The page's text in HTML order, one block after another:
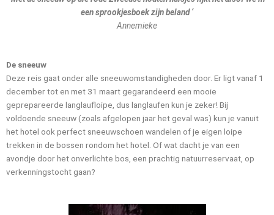
een sprookjesboek zijn beland ‘
Annemieke
De sneeuw
Deze reis gaat onder alle sneeuwomstandigheden door. Er ligt vanaf 1
december tot en met 31 maart gegarandeerd een mooie
geprepareerde langlaufloipe, dus langlaufen kun je zeker! Bij
voldoende sneeuw (zoals afgelopen jaar het geval was) kun je vanuit
het hotel ook perfect sneeuwschoen wandelen of je eigen loipe
trekken in de bossen rondom het hotel. Of wat dacht je van een
avondje door het onverlichte bos, een prachtig natuurreservaat, op
verkenningstocht gaan?